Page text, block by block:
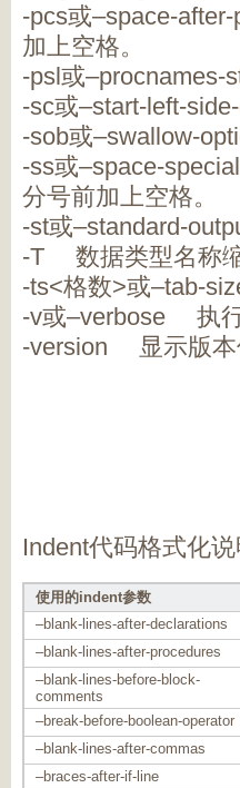
-pcs或–space-
加上空格。
-psl或
-sc或–start-left-
-sob或–swallow-
-ss或–space-
分号前加上空格。
-st或–standard-
-T 数据类型名称缩
-ts<格数>或–tab-
-v或–verbose 执行
-version 显示版本
Indent代码格式化说
使用的indent参数
–blank-lines-after-declarations
–blank-lines-after-procedures
–blank-lines-before-block-
comments
–break-before-boolean-operator
–blank-lines-after-commas
–braces-after-if-line